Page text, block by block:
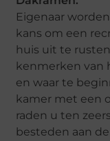
Eigenaar
kans om een
huis uit te
kenmerken van
en waar te
kamer met een
raden u ten
besteden aan